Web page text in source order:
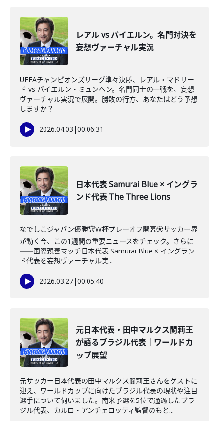
レアル vs バイエルン。名門対決を
妄想ヴァーチャル実況
UEFAチャンピオンズリーグ準々決勝、レアル・マドリー
ド vs バイエルン・ミュンヘン。名門同士の一戦を、妄想
ヴァーチャル実況で展開。勝敗の行方、あなたはどう予想
しますか？
2026.04.03 |00:06:31
日本代表 Samurai Blue × イングラ
ンド代表 The Three Lions
なでしこジャパン優勝🏆W杯プレーオフ開幕⚽️サッカー界
が動く今、この1週間の重要ニュースをチェック。さらに
――国際親善マッチ日本代表 Samurai Blue × イングラン
ド代表を妄想ヴァーチャル実...
2026.03.27|00:05:40
元日本代表・田中マルクス闘莉王
が語るブラジル代表｜ワールドカ
ップ展望
元サッカー日本代表の田中マルクス闘莉王さんをゲストに
迎え、ワールドカップに向けたブラジル代表の現状や注目
選手について伺いました。南米予選を5位で通過したブラ
ジル代表、カルロ・アンチェロッティ監督のもと...